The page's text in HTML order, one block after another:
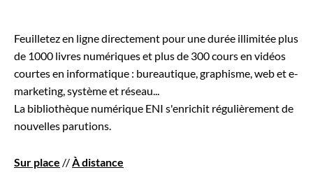
Feuilletez en ligne directement pour une durée illimitée plus
de 1000 livres numériques et plus de 300 cours en vidéos
courtes en informatique : bureautique, graphisme, web et e-
marketing, système et réseau...
La bibliothèque numérique ENI s'enrichit régulièrement de
nouvelles parutions.
Sur place //À distance